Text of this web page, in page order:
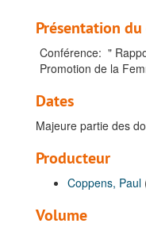
Présentation
Conférence: "
Promotion de la
Dates
Majeure partie des
Producteur
Coppens, Paul
Volume